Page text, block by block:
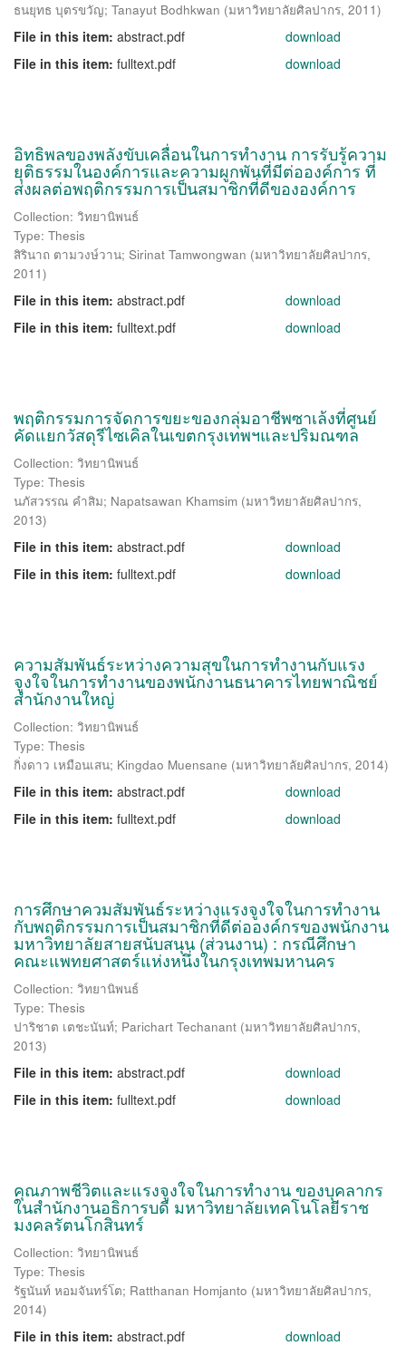
ธนยุทธ บุตรขวัญ; Tanayut Bodhkwan (มหาวิทยาลัยศิลปากร, 2011)
File in this item: abstract.pdf
download
File in this item: fulltext.pdf download
อิทธิพลของพลังขับเคลื่อนในการทำงาน การรับรู้ความ
ยุติธรรมในองค์การและความผูกพันที่มีต่อองค์การ ที่
ส่งผลต่อพฤติกรรมการเป็นสมาชิกที่ดีขององค์การ
Collection: วิทยานิพนธ์
Type: Thesis
สิรินาถ ตามวงษ์วาน; Sirinat Tamwongwan (มหาวิทยาลัยศิลปากร,
2011)
File in this item: abstract.pdf
download
File in this item: fulltext.pdf download
พฤติกรรมการจัดการขยะของกลุ่มอาชีพซาเล้งที่ศูนย์
คัดแยกวัสดุรีไซเคิลในเขตกรุงเทพฯและปริมณฑล
Collection: วิทยานิพนธ์
Type: Thesis
นภัสวรรณ คำสิม; Napatsawan Khamsim (มหาวิทยาลัยศิลปากร,
2013)
File in this item: abstract.pdf
download
File in this item: fulltext.pdf download
ความสัมพันธ์ระหว่างความสุขในการทำงานกับแรง
จูงใจในการทำงานของพนักงานธนาคารไทยพาณิชย์
สำนักงานใหญ่
Collection: วิทยานิพนธ์
Type: Thesis
กิ่งดาว เหมือนเสน; Kingdao Muensane (มหาวิทยาลัยศิลปากร, 2014)
File in this item: abstract.pdf
download
File in this item: fulltext.pdf download
การศึกษาควมสัมพันธ์ระหว่างแรงจูงใจในการทำงาน
กับพฤติกรรมการเป็นสมาชิกที่ดีต่อองค์กรของพนักงาน
มหาวิทยาลัยสายสนับสนุน (ส่วนงาน) : กรณีศึกษา
คณะแพทยศาสตร์แห่งหนึ่งในกรุงเทพมหานคร
Collection: วิทยานิพนธ์
Type: Thesis
ปาริชาต เตชะนันท์; Parichart Techanant (มหาวิทยาลัยศิลปากร,
2013)
File in this item: abstract.pdf
download
File in this item: fulltext.pdf download
คุณภาพชีวิตและแรงจูงใจในการทำงาน ของบุคลากร
ในสำนักงานอธิการบดี มหาวิทยาลัยเทคโนโลยีราช
มงคลรัตนโกสินทร์
Collection: วิทยานิพนธ์
Type: Thesis
รัฐนันท์ หอมจันทร์โต; Ratthanan Homjanto (มหาวิทยาลัยศิลปากร,
2014)
File in this item: abstract.pdf
download